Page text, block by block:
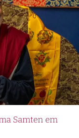
Samten em